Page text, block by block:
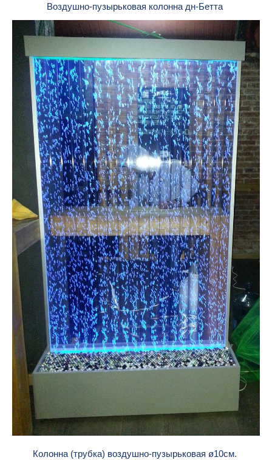
Воздушно-пузырьковая колонна дн-Бетта
Колонна (трубка) воздушно-пузырьковая ø10см.